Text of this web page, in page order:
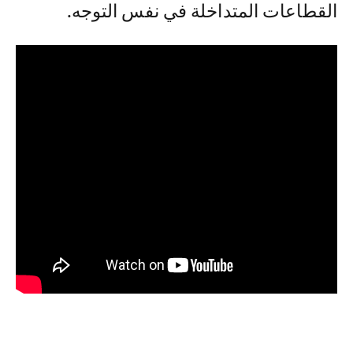
القطاعات المتداخلة في نفس التوجه.